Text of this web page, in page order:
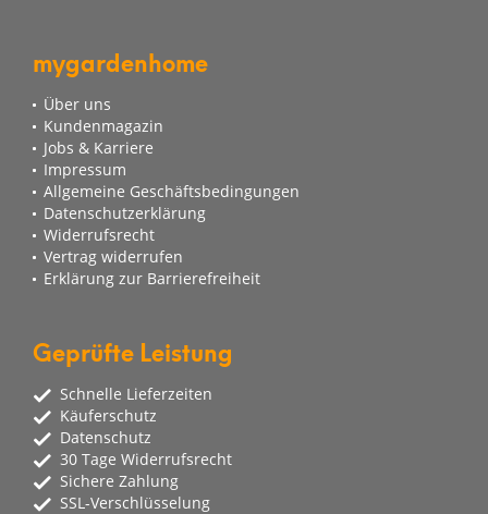
mygardenhome
Über uns
Kundenmagazin
Jobs & Karriere
Impressum
Allgemeine Geschäftsbedingungen
Datenschutzerklärung
Widerrufsrecht
Vertrag widerrufen
Erklärung zur Barrierefreiheit
Geprüfte Leistung
Schnelle Lieferzeiten
Käuferschutz
Datenschutz
30 Tage Widerrufsrecht
Sichere Zahlung
SSL-Verschlüsselung